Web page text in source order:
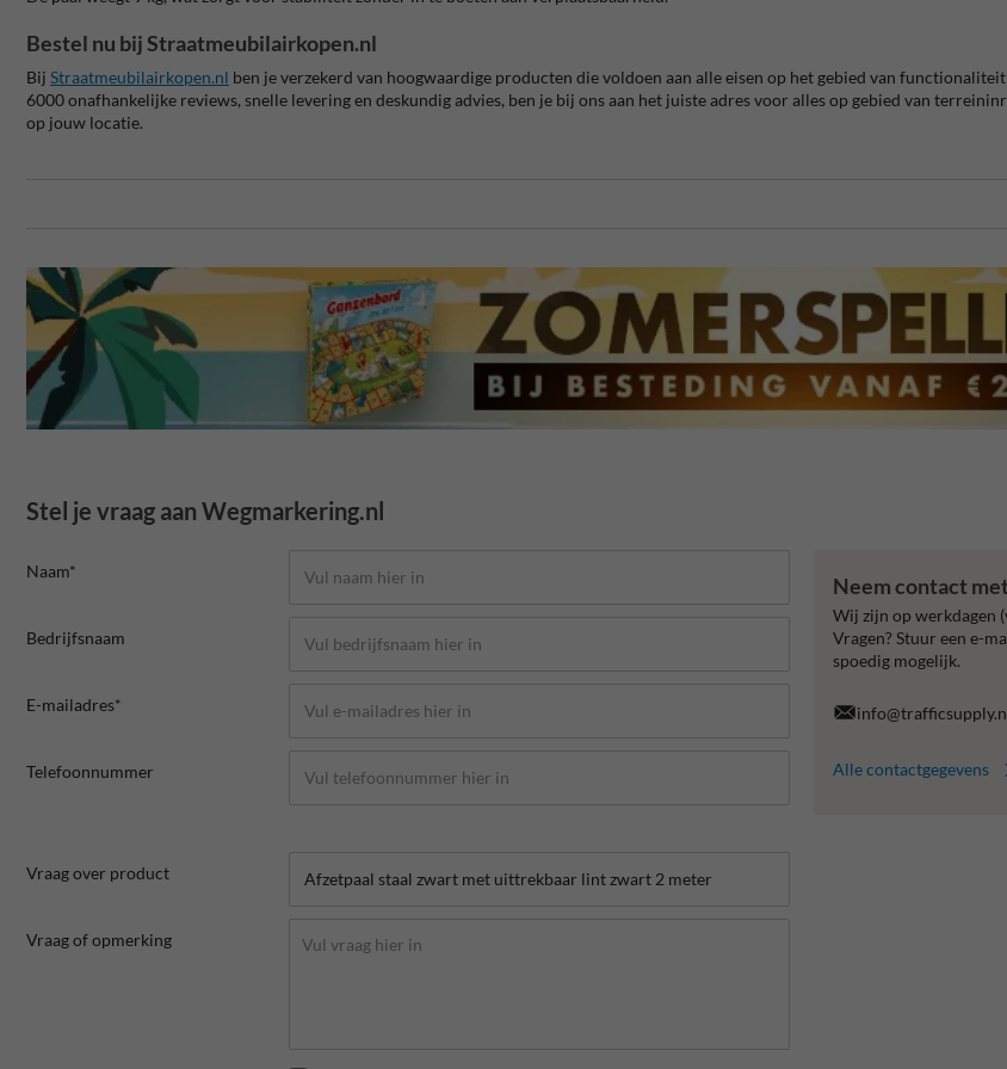
Bestel nu bij Straatmeubilairkopen.nl
Bij Straatmeubilairkopen.nl ben je verzekerd van hoogwaardige producten die voldoen aan alle eisen op het gebied van functionaliteit
6000 onafhankelijke reviews, snelle levering en deskundig advies, ben je bij ons aan het juiste adres voor alles op gebied van
op jouw locatie.
Stel je vraag aan Wegmarkering.nl
Naam*
Bedrijfsnaam
E-mailadres*
Telefoonnummer
Vraag over product
Vraag of opmerking
Neem contact
Wij zijn op werkdagen
Vragen? Stuur een e-
spoedig mogelijk.
Alle contactgegevens